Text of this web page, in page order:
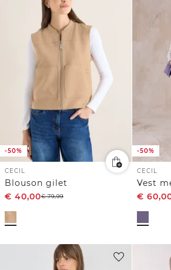
-50%
CECIL
Blouson gilet
€ 40,00€79,99
-50%
CECIL
Vest
€